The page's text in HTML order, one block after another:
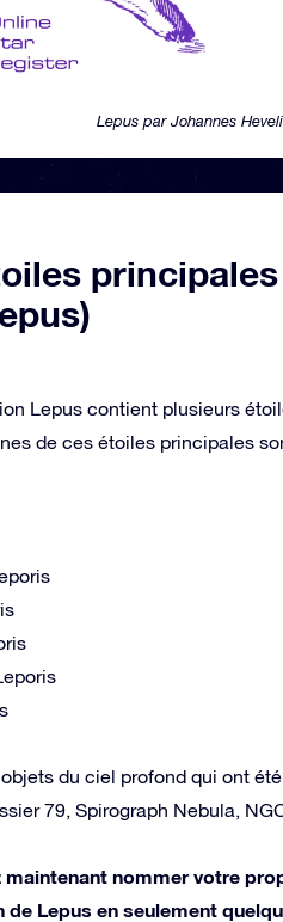
Lepus par Johannes
Lepus contient plusieurs
de ces étoiles principales
du ciel profond qui ont
79, Spirograph Nebula,
maintenant nommer votre
de Lepus en seulement